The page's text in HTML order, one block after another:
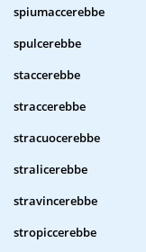
spiumaccerebbe
spulcerebbe
staccerebbe
straccerebbe
stracuocerebbe
stralicerebbe
stravincerebbe
stropiccerebbe